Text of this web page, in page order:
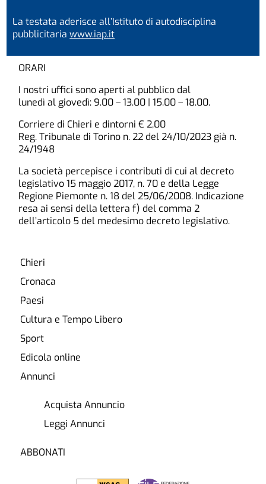
La testata aderisce all’Istituto di autodisciplina
pubblicitariawww.iap.it
ORARI
I nostri uffici sono aperti al pubblico dal
lunedì al giovedì: 9.00 – 13.00 | 15.00 – 18.00.
Corriere di Chieri e dintorni € 2,00
Reg. Tribunale di Torino n. 22 del 24/10/2023 già n.
24/1948
La società percepisce i contributi di cui al decreto
legislativo 15 maggio 2017, n. 70 e della Legge
Regione Piemonte n. 18 del 25/06/2008. Indicazione
resa ai sensi della lettera f) del comma 2
dell’articolo 5 del medesimo decreto legislativo.
Chieri
Cronaca
Paesi
Cultura e Tempo Libero
Sport
Edicola online
Annunci
Acquista Annuncio
Leggi Annunci
ABBONATI